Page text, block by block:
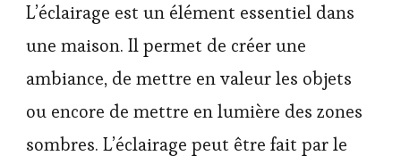
L’éclairage est un élément essentiel dans
une maison. Il permet de créer une
ambiance, de mettre en valeur les objets
ou encore de mettre en lumière des zones
sombres. L’éclairage peut être fait par le